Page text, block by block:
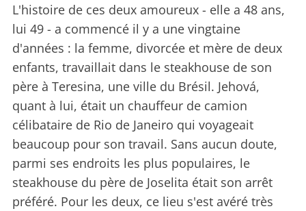
L'histoire de ces deux amoureux - elle a 48 ans,
lui 49 - a commencé il y a une vingtaine
d'années : la femme, divorcée et mère de deux
enfants, travaillait dans le steakhouse de son
père à Teresina, une ville du Brésil. Jehová,
quant à lui, était un chauffeur de camion
célibataire de Rio de Janeiro qui voyageait
beaucoup pour son travail. Sans aucun doute,
parmi ses endroits les plus populaires, le
steakhouse du père de Joselita était son arrêt
préféré. Pour les deux, ce lieu s'est avéré très